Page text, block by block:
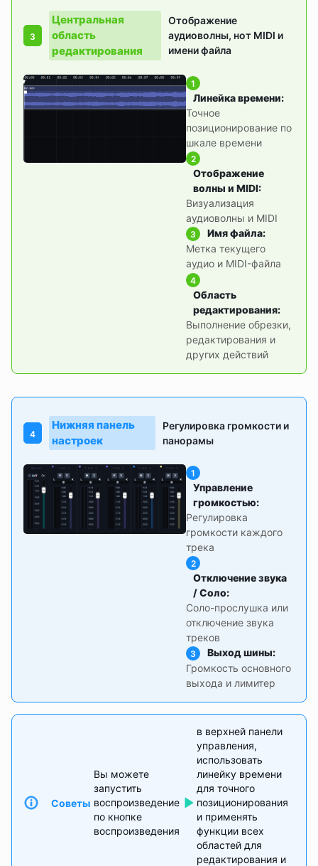
3
Центральная
область
редактирования
Отображение
аудиоволны, нот MIDI и
имени файла
1
Линейка времени:
Точное
позиционирование по
шкале времени
2
Отображение
волны и MIDI:
Визуализация
аудиоволны и MIDI
3 Имя файла:
Метка текущего
аудио и MIDI-файла
4
Область
редактирования:
Выполнение обрезки,
редактирования и
других действий
4
Нижняя панель
настроек
Регулировка громкости и
панорамы
1
Управление
громкостью:
Регулировка
громкости каждого
трека
2
Отключение звука
/ Соло:
Соло-прослушка или
отключение звука
треков
3 Выход шины:
Громкость основного
выхода и лимитер
Советы
Вы можете
запустить
воспроизведение
по кнопке
воспроизведения
в верхней панели
управления,
использовать
линейку времени
для точного
позиционирования
и применять
функции всех
областей для
редактирования и